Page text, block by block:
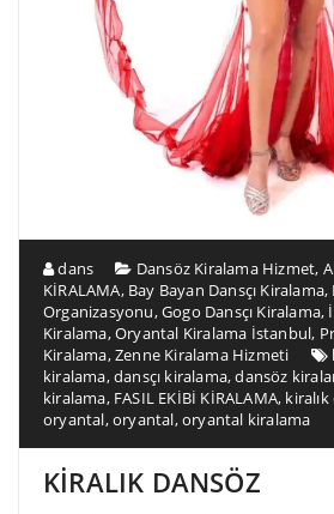
dans Dansöz Kiralama Hizmet,
KİRALAMA, Bay Bayan Dansçı Kiralama,
Organizasyonu,Gogo Dansçı Kiralama,
Kiralama,Oryantal Kiralama İstanbul,
Kiralama,Zenne Kiralama Hizmeti
kiralama,dansçı kiralama,dansöz
kiralama, FASIL EKİBİ KİRALAMA,
oryantal,oryantal,oryantal kiralama
KİRALIK DANSÖZ